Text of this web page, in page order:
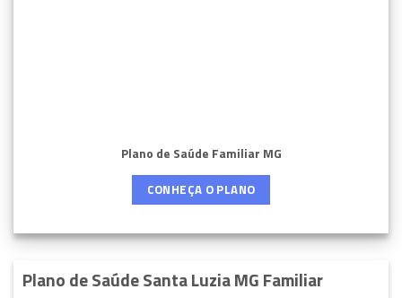
Plano de Saúde Familiar MG
CONHEÇA O PLANO
Plano de Saúde Santa Luzia MG Familiar